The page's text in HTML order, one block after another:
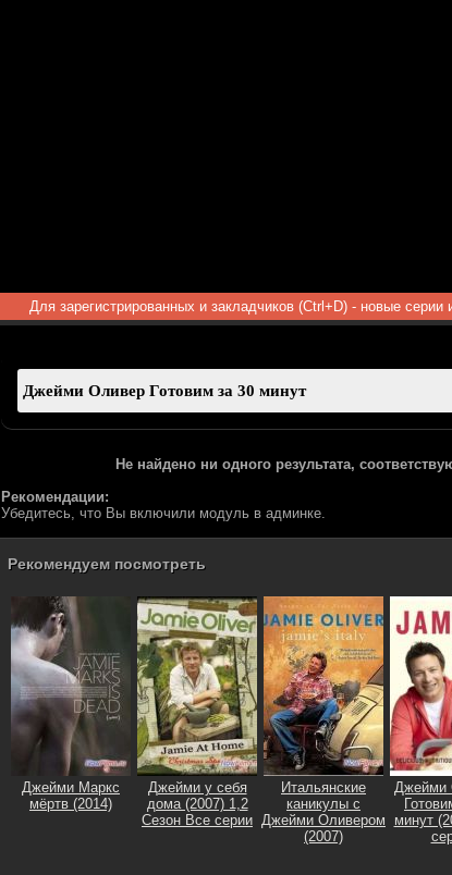
Для зарегистрированных и закладчиков (Ctrl+D) - новые серии
Не найдено ни одного результата,
Рекомендации:
Убедитесь, что Вы включили модуль в админке.
Рекомендуем посмотреть
Джейми Маркс
мёртв (2014)
Джейми у себя
дома (2007) 1,2
Сезон Все серии
Итальянские
каникулы с
Джейми Оливером
(2007)
Джейми
минут